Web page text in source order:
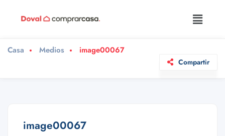
Casa Medios image00067
Compartir
image00067